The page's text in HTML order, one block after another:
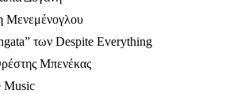
Μενεμένογλου
των Despite Everything
Μπενέκας
Music